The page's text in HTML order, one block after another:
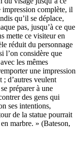
impression complète, il
qu’il se déplace,
pas, jusqu’à ce que
mette ce visiteur en
réduit du personnage
l’on considère que
les mêmes
une impression
; d’autres veulent
préparer à une
des gens qui
ses intentions,
de la statue pourrait
marbre. » (Bateson,